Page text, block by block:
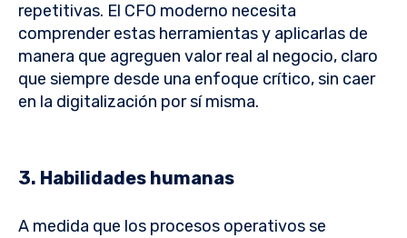
repetitivas. El CFO moderno necesita
comprender estas herramientas y aplicarlas de
manera que agreguen valor real al negocio, claro
que siempre desde una enfoque crítico, sin caer
en la digitalización por sí misma.
3. Habilidades humanas
A medida que los procesos operativos se